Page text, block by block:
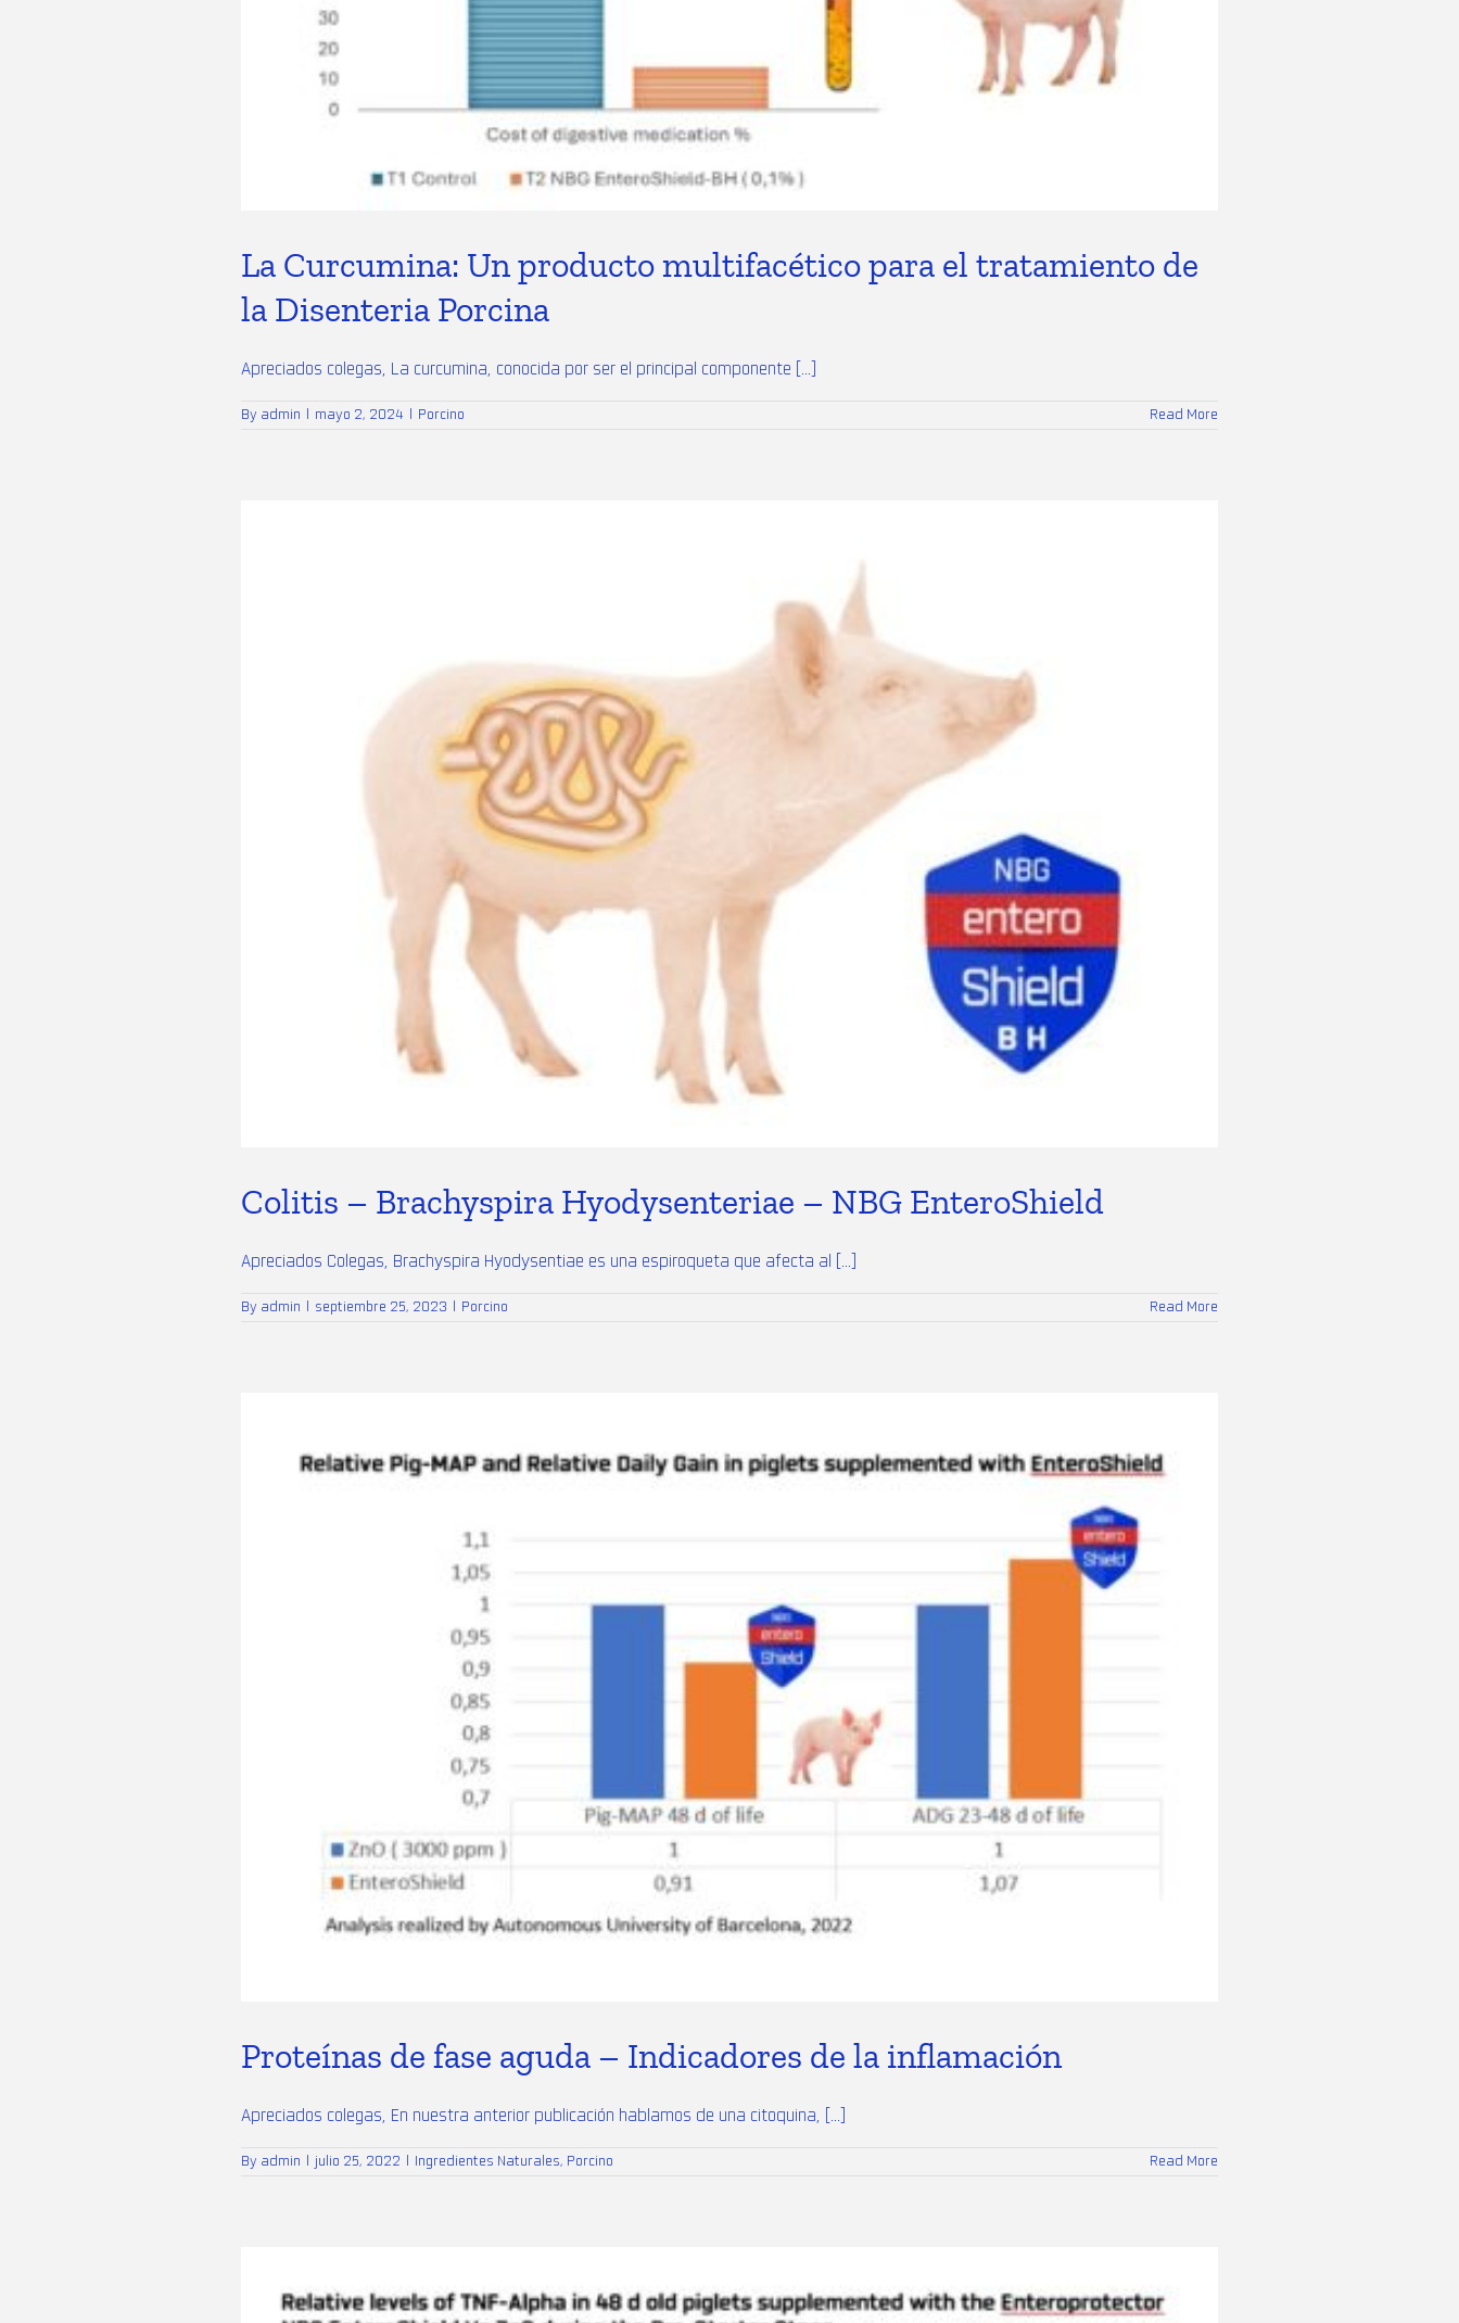
La Curcumina: Un producto multifacético para el tratamiento de
la Disenteria Porcina
Apreciados colegas, La curcumina, conocida por ser el principal componente [...]
By admin mayo 2, 2024 Porcino Read More
Colitis – Brachyspira Hyodysenteriae – NBG EnteroShield
Apreciados Colegas, Brachyspira Hyodysentiae es una espiroqueta que afecta al [...]
By admin septiembre 25, 2023 Porcino Read More
Proteínas de fase aguda – Indicadores de la inflamación
Apreciados colegas, En nuestra anterior publicación hablamos de una citoquina, [...]
By admin julio 25, 2022 Ingredientes Naturales, Porcino Read More